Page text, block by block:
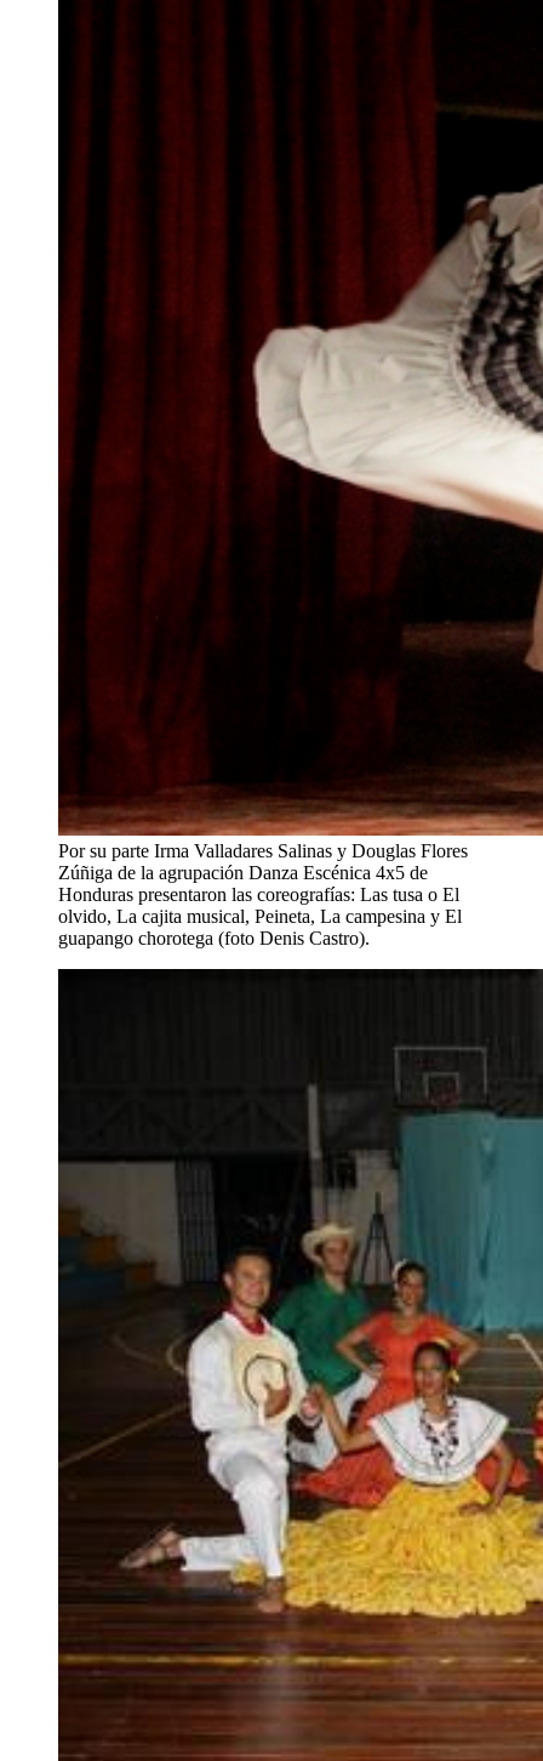
Por su parte Irma Valladares Salinas y Douglas Flores
Zúñiga de la agrupación Danza Escénica 4x5 de
Honduras presentaron las coreografías: Las tusa o El
olvido, La cajita musical, Peineta, La campesina y El
guapango chorotega (foto Denis Castro).